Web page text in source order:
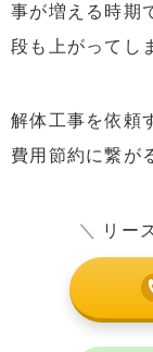
事が増える時期
段も上がってし
解体工事を依頼
費用節約に繋が
＼ リー